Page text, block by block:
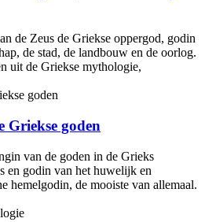
de Zeus de Griekse oppergod, godin
de stad, de landbouw en de oorlog.
uit de Griekse mythologie,
Griekse goden
van de goden in de Grieks
en godin van het huwelijk en
hemelgodin, de mooiste van allemaal.